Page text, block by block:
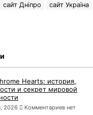
сайт Дніпро сайт Україна
Hearts: история,
и секрет мировой
2026 Комментариев нет